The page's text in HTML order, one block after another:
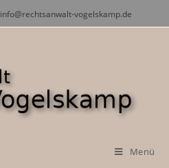
info@rechtsanwalt-vogelskamp.de
Menü